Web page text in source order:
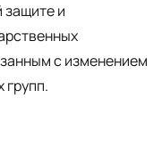
защите и
с изменением
групп.